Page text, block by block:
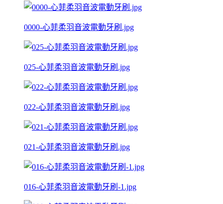
0000-心菲柔羽音波電動牙刷.jpg
025-心菲柔羽音波電動牙刷.jpg
022-心菲柔羽音波電動牙刷.jpg
021-心菲柔羽音波電動牙刷.jpg
016-心菲柔羽音波電動牙刷-1.jpg